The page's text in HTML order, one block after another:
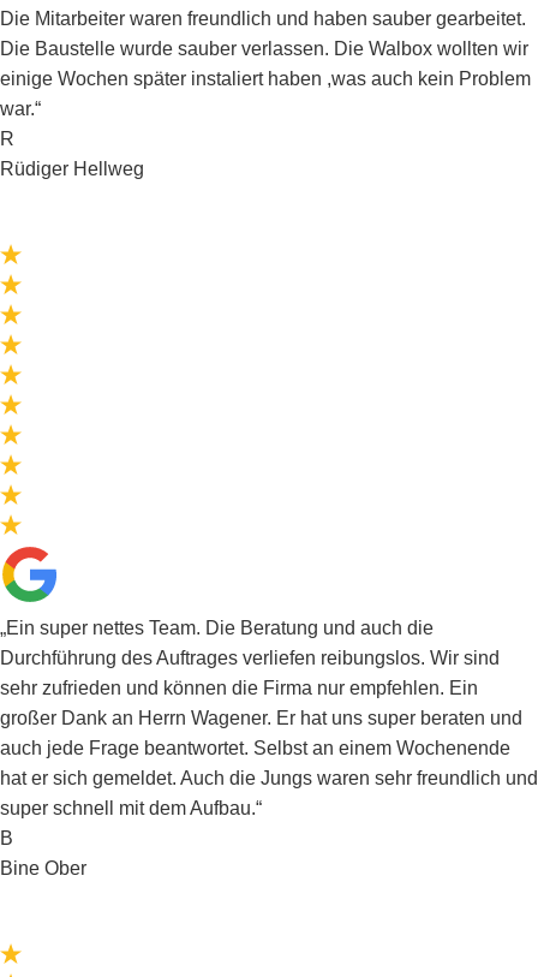
Die Mitarbeiter waren freundlich und haben sauber gearbeitet.
Die Baustelle wurde sauber verlassen. Die Walbox wollten wir
einige Wochen später instaliert haben ,was auch kein Problem
war.“
R
Rüdiger Hellweg
„Ein super nettes Team. Die Beratung und auch die
Durchführung des Auftrages verliefen reibungslos. Wir sind
sehr zufrieden und können die Firma nur empfehlen. Ein
großer Dank an Herrn Wagener. Er hat uns super beraten und
auch jede Frage beantwortet. Selbst an einem Wochenende
hat er sich gemeldet. Auch die Jungs waren sehr freundlich und
super schnell mit dem Aufbau.“
B
Bine Ober